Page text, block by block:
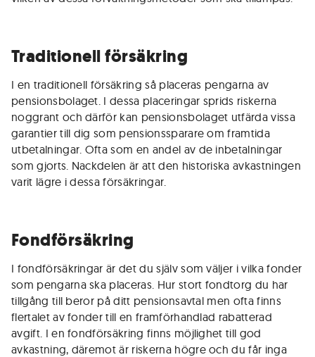
Traditionell försäkring
I en traditionell försäkring så placeras pengarna av
pensionsbolaget. I dessa placeringar sprids riskerna
noggrant och därför kan pensionsbolaget utfärda vissa
garantier till dig som pensionssparare om framtida
utbetalningar. Ofta som en andel av de inbetalningar
som gjorts. Nackdelen är att den historiska avkastningen
varit lägre i dessa försäkringar.
Fondförsäkring
I fondförsäkringar är det du själv som väljer i vilka fonder
som pengarna ska placeras. Hur stort fondtorg du har
tillgång till beror på ditt pensionsavtal men ofta finns
flertalet av fonder till en framförhandlad rabatterad
avgift. I en fondförsäkring finns möjlighet till god
avkastning, däremot är riskerna högre och du får inga